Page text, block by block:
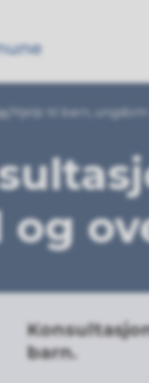
Hjelp til barn, ungdom
og
barn.